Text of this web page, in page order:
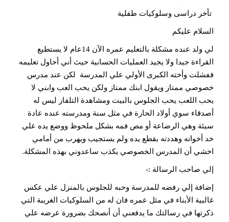
تأخر دراسى وسلوكيات طفلية
السلام عليكم
لي ولد عنده مشكلة بالتعليم عمره الآن 14عام لا يستطيع
القراءة جيدا ولا يجيد العمليات الحسابية حيث أني أحاول تعليمه
ففشلت وأخته الكبرى الأولي علي المدرسة لكن عند مدرس
خصوصي ممتاز ويقول ابنك ممتاز ولكن يحب العب وابني لا
يحب اللعب يحب الجلوس بالبيت ومشاهدة التلفاز ليس له
أصدقاء سوي أولاد الحارة في مثل سنة ومدرسته عنده عادة
سيئة وهي الرضاعة أو مص فمه بشكل ملحوظ ووضع يده علي
خد أخواته وهددته بقطع يده ولم يستجيب ويهرب من أمامي
اخشي أن المدرس الخصوصي يكذب ساعدوني بهذه المشكلة.
إلي صاحب الرسالة :-
إضافة إلي رفضه للمدرسة وحبه للجلوس بالمنزل علي عكس
غالبية الأبناء في مثل عمره فان له من السلوكيات الغريبة التي
ذكرتها في رسالتك ما يدفعني أن أنصحك بضرورة عرضه علي